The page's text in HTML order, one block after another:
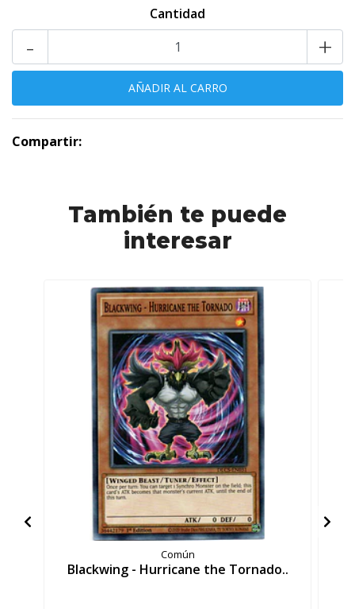
Cantidad
+
-
Compartir:
También te puede
interesar
Común
Blackwing - Hurricane the Tornado..